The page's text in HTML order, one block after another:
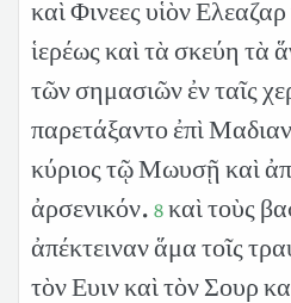
καὶ Φινεες υἱὸν
ἱερέως καὶ τὰ σκεύη τὰ
τῶν σημασιῶν ἐν ταῖς
παρετάξαντο ἐπὶ
κύριος τῷ Μωυσῇ καὶ
ἀρσενικόν. 8καὶ τοὺς
ἀπέκτειναν ἅμα τοῖς
τὸν Ευιν καὶ τὸν Σουρ